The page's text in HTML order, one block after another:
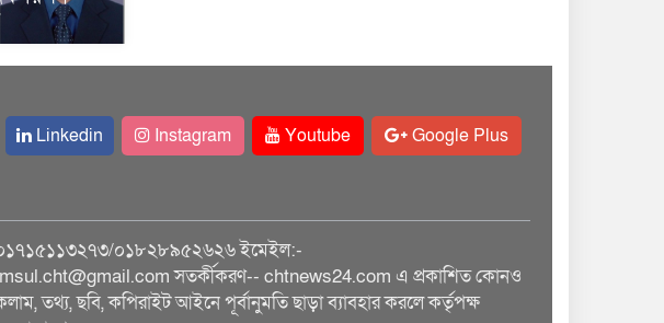
Linkedin Instagram Youtube Google Plus
০১৮২৮৯৫২৬২৬ ইমেইল:-
সতর্কীকরণ-- chtnews24.com এ প্রকাশিত কোনও
তথ্য, ছবি, কপিরাইট আইনে পূর্বানুমতি ছাড়া ব্যাবহার করলে কর্তৃপক্ষ